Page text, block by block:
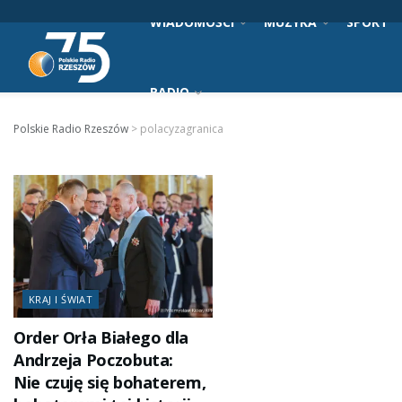
WIADOMOŚCI MUZYKA SPORT
RADIO
Polskie Radio Rzeszów > polacyzagranica
KRAJ I ŚWIAT
Order Orła Białego dla
Andrzeja Poczobuta:
Nie czuję się bohaterem,